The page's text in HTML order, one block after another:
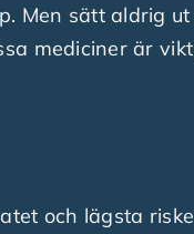
Men sätt aldrig
mediciner är
och lägsta